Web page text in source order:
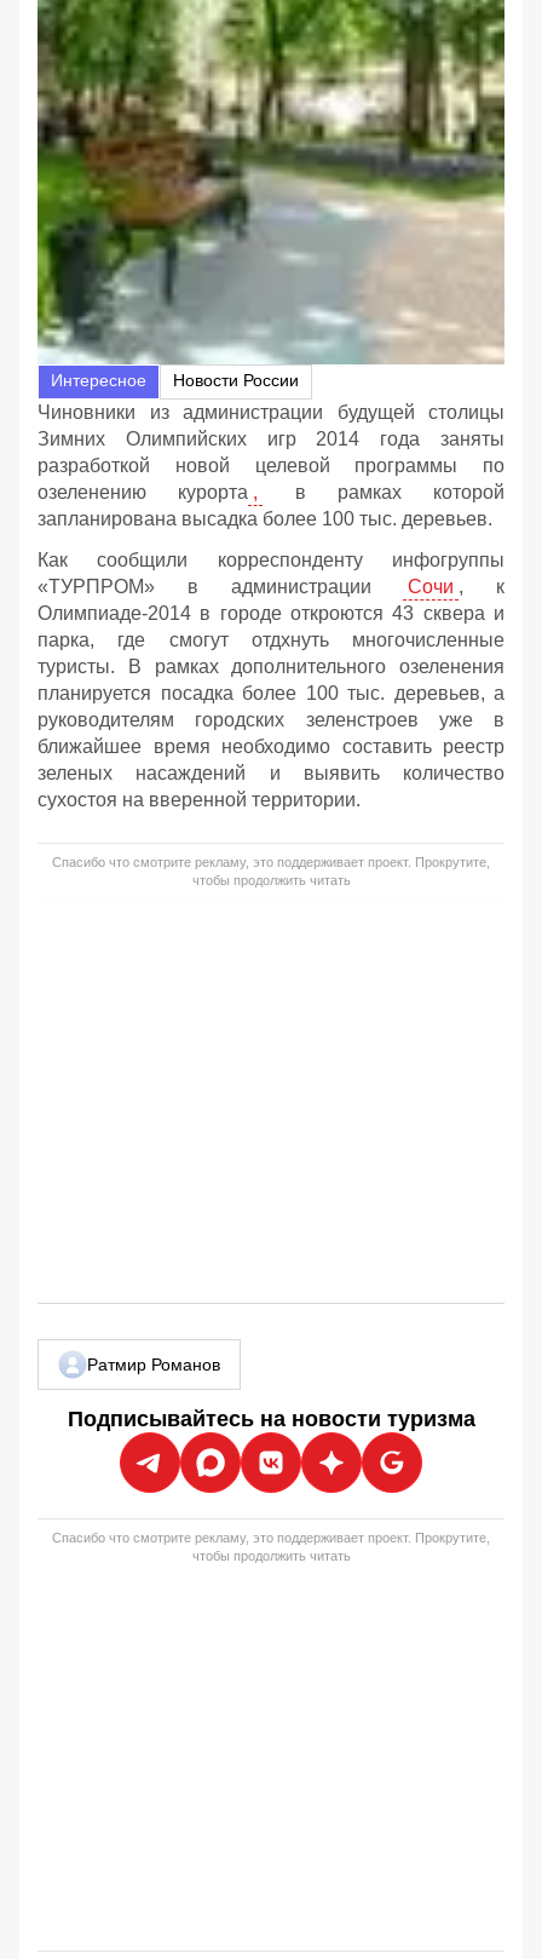
Интересное Новости России
Чиновники из администрации будущей столицы
Зимних Олимпийских игр 2014 года заняты
разработкой новой целевой программы по
озеленению курорта ,
в рамках которой
запланирована высадка более 100 тыс. деревьев.
Как сообщили корреспонденту инфогруппы
«ТУРПРОМ» в администрации
Сочи , к
Олимпиаде-2014 в городе откроются 43 сквера и
парка, где смогут отдхнуть многочисленные
туристы. В рамках дополнительного озеленения
планируется посадка более 100 тыс. деревьев, а
руководителям городских зеленстроев уже в
ближайшее время необходимо составить реестр
зеленых насаждений и выявить количество
сухостоя на вверенной территории.
Спасибо что смотрите рекламу, это поддерживает проект. Прокрутите,
чтобы продолжить читать
Ратмир Романов
Подписывайтесь на новости туризма
Спасибо что смотрите рекламу, это поддерживает проект. Прокрутите,
чтобы продолжить читать